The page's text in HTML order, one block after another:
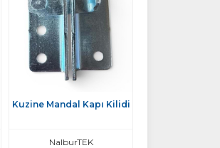
Kuzine Mandal Kapı Kilidi
NalburTEK